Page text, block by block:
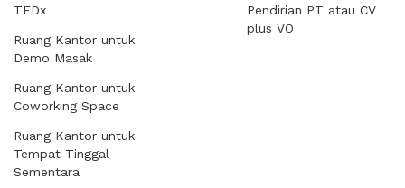
TEDx
Ruang Kantor untuk
Demo Masak
Ruang Kantor untuk
Coworking Space
Ruang Kantor untuk
Tempat Tinggal
Sementara
Pendirian PT atau CV
plus VO